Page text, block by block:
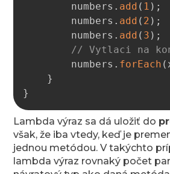
		numbers
. add ( 1 ) ;
		numbers
. add ( 2 ) ;
		numbers
. add ( 3 ) ;
// Vytlaci na
		numbers
. forEach (
}
}
Lambda výraz sa dá uložiť do
však, že iba vtedy, keď je
jednou metódou. V takýchto
lambda výraz rovnaký počet